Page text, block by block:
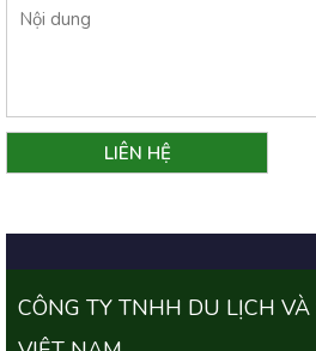
CÔNG TY TNHH DU LỊCH